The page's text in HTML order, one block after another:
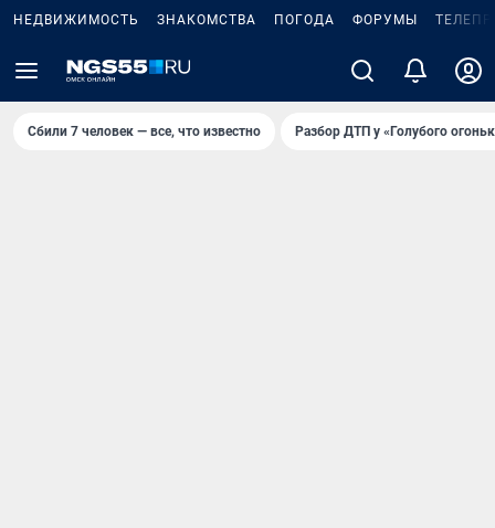
НЕДВИЖИМОСТЬ ЗНАКОМСТВА ПОГОДА ФОРУМЫ
Сбили 7 человек — все, что известно Разбор ДТП у «Голубого